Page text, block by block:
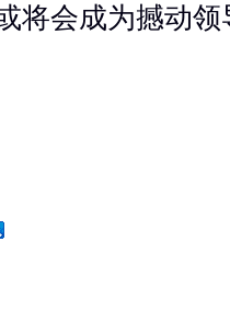
将会成为撼动